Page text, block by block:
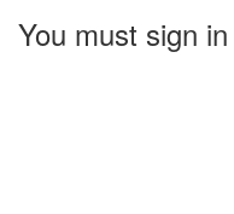
You must sign